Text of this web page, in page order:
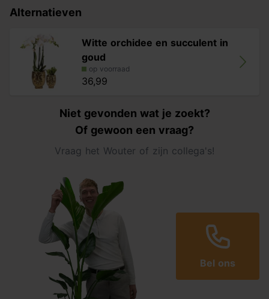
Alternatieven
Witte orchidee en succulent in
goud
op voorraad
36,99
Niet gevonden wat je zoekt?
Of gewoon een vraag?
Vraag het Wouter of zijn collega's!
Bel ons